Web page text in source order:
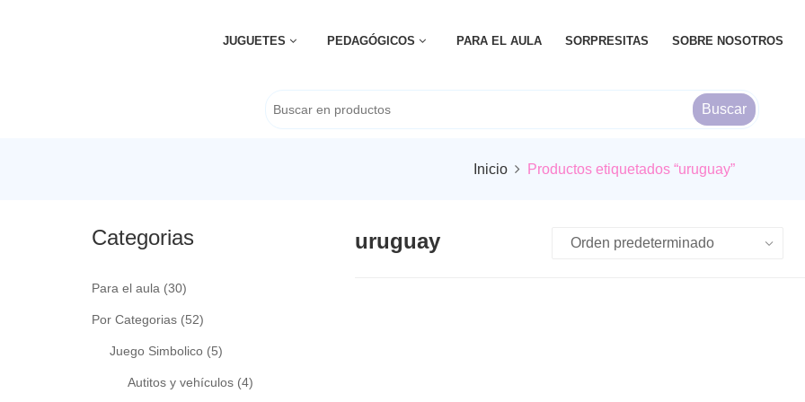
JUGUETES PEDAGÓGICOS PARA EL AULA SORPRESITAS SOBRE NOSOTROS
Buscar
Inicio Productos etiquetados “uruguay”
Categorias
Para el aula (30)
Por Categorias (52)
Juego Simbolico (5)
Autitos y vehículos (4)
uruguay